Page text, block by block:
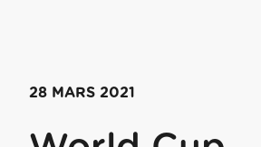
28 MARS 2021